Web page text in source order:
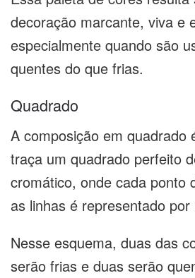
decoração marcante, viva e
especialmente quando são
quentes do que frias.
Quadrado
A composição em quadrado
traça um quadrado perfeito
cromático, onde cada ponto
as linhas é representado por
Nesse esquema, duas das
serão frias e duas serão